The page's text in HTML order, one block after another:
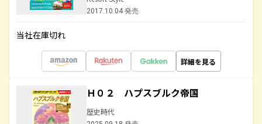
2017.10.04 発売
当社在庫切れ
詳細を見る
Ｈ０２ ハプスブルク帝国
歴史時代